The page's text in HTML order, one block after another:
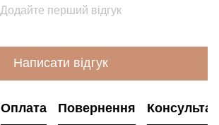
Додайте перший відгук
Написати відгук
Оплата Повернення